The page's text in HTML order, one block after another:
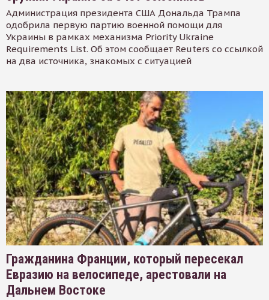
Администрация президента США Дональда Трампа
одобрила первую партию военной помощи для
Украины в рамках механизма Priority Ukraine
Requirements List. Об этом сообщает Reuters со ссылкой
на два источника, знакомых с ситуацией
Гражданина Франции, который пересекал
Евразию на велосипеде, арестовали на
Дальнем Востоке